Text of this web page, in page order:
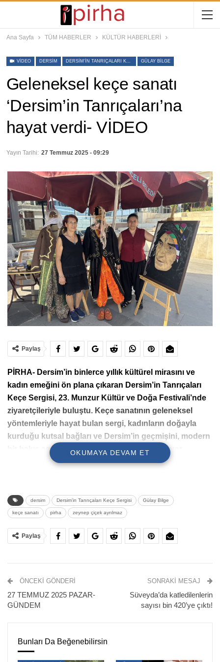
Ana Sayfa TÜM HABERLER KÜLTÜR HABERLERİ
VIDEO DERSIM DERSIM’IN TANRIÇALARI KEÇE SERGISI GÜLAY BILGE
Geleneksel keçe sanatı
‘Dersim’in Tanrıçaları’na
hayat verdi- VİDEO
Yayın Tarihi: 27 Temmuz 2025 - 09:29
Paylaş
PİRHA- Dersim’in binlerce yıllık kültürel mirasını ve
kadın emeğini ön plana çıkaran Dersim’in Tanrıçaları
Keçe Sergisi, 23. Munzur Kültür ve Doğa Festivali’nde
ziyaretçileriyle buluştu. Keçe sanatının geleneksel
yöntemleriyle hayat bulan sergi, kadınların doğayla
kurduğu kutsal bağları ve Dersim’in geçmişini, modern
bir bakış açısıyla günümüze taşımayı amaçlıyor.
Dersim’in binlerce yıllık kültürel mirasını, kadın emeğini ve
doğayla kurulan kutsal bağı günümüze taşıyan Dersim’in
Tanrıçaları Keçe Sergisi, 23. Munzur Kültür ve Doğa
sergilendi. Sergi, keçe sanatını yaşatmak ve bu sanat
aracılığıyla Dersim’in geleneksel kadın portrelerini yeniden
OKUMAYA DEVAM ET
dersim Dersim’in Tanrıçaları Keçe Sergisi Gülay Bilge
keçe sanatı pirha zeynep çiçek ayrılmaz
Paylaş
ÖNCEKI GÖNDERI
27 TEMMUZ 2025 PAZAR-
GÜNDEM
SONRAKI MESAJ
Süveyda’da katledilenlerin
sayısı bin 420’ye çıktı!
Bunları Da Beğenebilirsin